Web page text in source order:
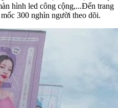
hình led công cộng,...Đến trang
300 nghìn người theo dõi.